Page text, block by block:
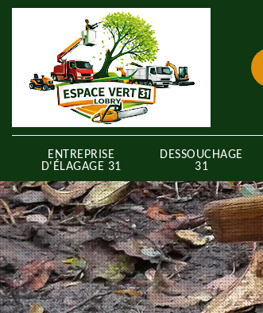
ENTREPRISE
D'ÉLAGAGE 31
DESSOUCHAGE
31